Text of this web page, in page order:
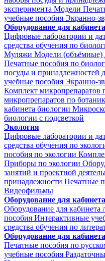
эксперимента Модели
учебные пособия Экранно-
Оборудование для
Цифровые лаборатории и
средства обучения по
Муляжи Модели (объёмные)
Печатные пособия по
посуды и принадлежностей
учебные пособия Экранно-
Комплект микропрепаратов
микропрепаратов по
кабинета биологии
биологии с подсветкой
Экология
Цифровые лаборатории и
средства обучения по
пособия по экологии
Приборы по экологии
занятий и проектной
принадлежности Печатные
Видеофильмы
Оборудование для
Оборудование для кабинета
пособия Интерактивные
средства обучения по
Оборудование для
Печатные пособия по
учебные пособия